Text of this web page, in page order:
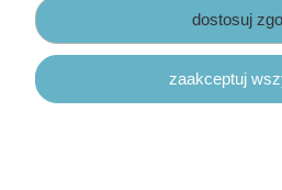
dostosuj
zaakceptuj